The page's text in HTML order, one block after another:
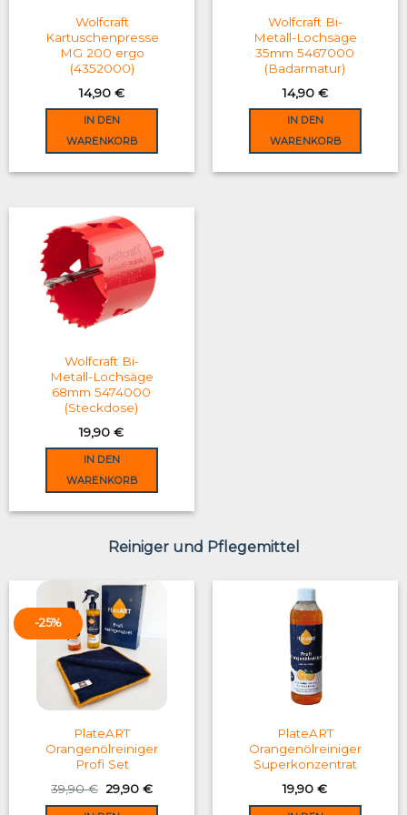
on
the
product
page
Wolfcraft
Kartuschenpresse
MG 200 ergo
(4352000)
14,90 €
IN DEN
WARENKORB
Wolfcraft Bi-
Metall-Lochsäge
35mm 5467000
(Badarmatur)
14,90 €
IN DEN
WARENKORB
Wolfcraft Bi-
Metall-Lochsäge
68mm 5474000
(Steckdose)
19,90€
IN DEN
WARENKORB
Reiniger und Pflegemittel
-25%
PlateART
Orangenölreiniger
Profi Set
39,90€ Original
price
was:
29,90€Current
is:
PlateART
Orangenölreiniger
Superkonzentrat
19,90€